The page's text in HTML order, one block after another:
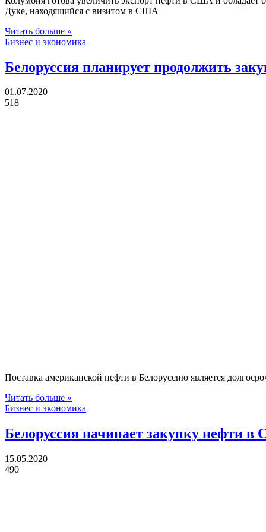
Дуке, находящийся с визитом в США
Читать больше »
Бизнес и экономика
Белоруссия планирует продолжить
01.07.2020
518
Поставка американской нефти в Белоруссию является
Читать больше »
Бизнес и экономика
Белоруссия начинает закупку нефти
15.05.2020
490